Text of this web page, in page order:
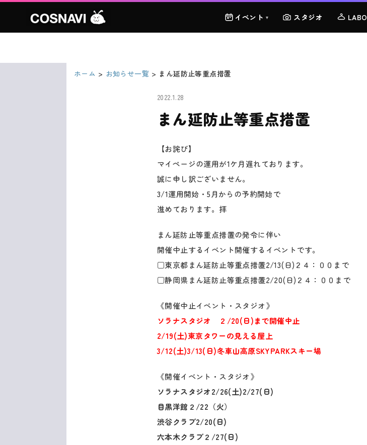
イベント ▾ スタジオ LABO
ホーム お知らせ一覧 まん延防止等重点措置
2022.1.28
まん延防止等重点措置
【お詫び】
マイページの運用が1ケ月遅れております。
誠に申し訳ございません。
3/1運用開始・5月からの予約開始で
進めております。拝
まん延防止等重点措置の発令に伴い
開催中止するイベント開催するイベントです。
□東京都まん延防止等重点措置2/13(日)２４：００まで
□静岡県まん延防止等重点措置2/20(日)２４：００まで
《開催中止イベント・スタジオ》
ソラナスタジオ ２/20(日)まで開催中止
2/19(土)東京タワーの見える屋上
3/12(土)3/13(日)冬車山高原SKYPARKスキー場
《開催イベント・スタジオ》
ソラナスタジオ2/26(土)2/27(日)
目黒洋館２/22（火）
渋谷クラブ2/20(日)
六本木クラブ２/27(日)